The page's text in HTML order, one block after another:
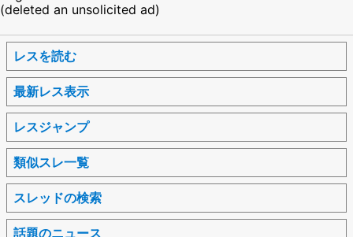
(deleted an unsolicited ad)
レスを読む
最新レス表示
レスジャンプ
類似スレ一覧
スレッドの検索
話題のニュース